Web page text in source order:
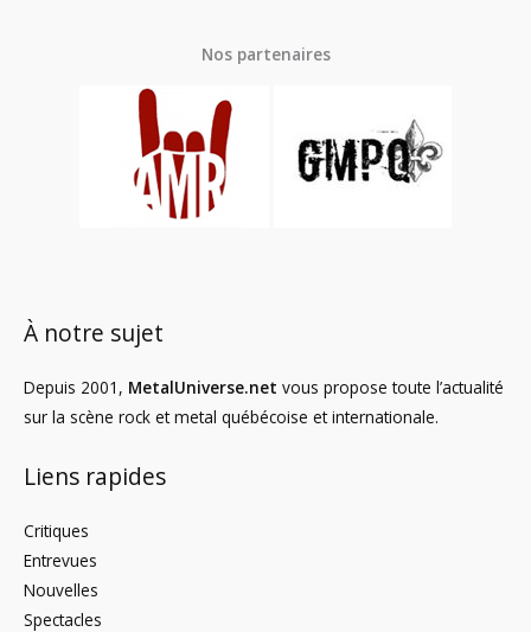
Nos partenaires
À notre sujet
Depuis 2001, MetalUniverse.net vous propose toute l’actualité
sur la scène rock et metal québécoise et internationale.
Liens rapides
Critiques
Entrevues
Nouvelles
Spectacles